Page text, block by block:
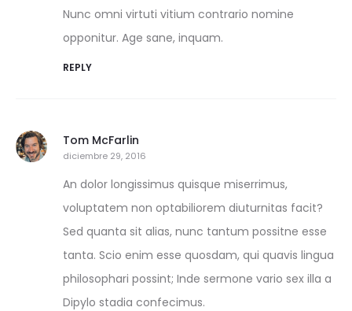
Nunc omni virtuti vitium contrario nomine
opponitur. Age sane, inquam.
REPLY
Tom McFarlin
diciembre 29, 2016
An dolor longissimus quisque miserrimus,
voluptatem non optabiliorem diuturnitas facit?
Sed quanta sit alias, nunc tantum possitne esse
tanta. Scio enim esse quosdam, qui quavis lingua
philosophari possint; Inde sermone vario sex illa a
Dipylo stadia confecimus.